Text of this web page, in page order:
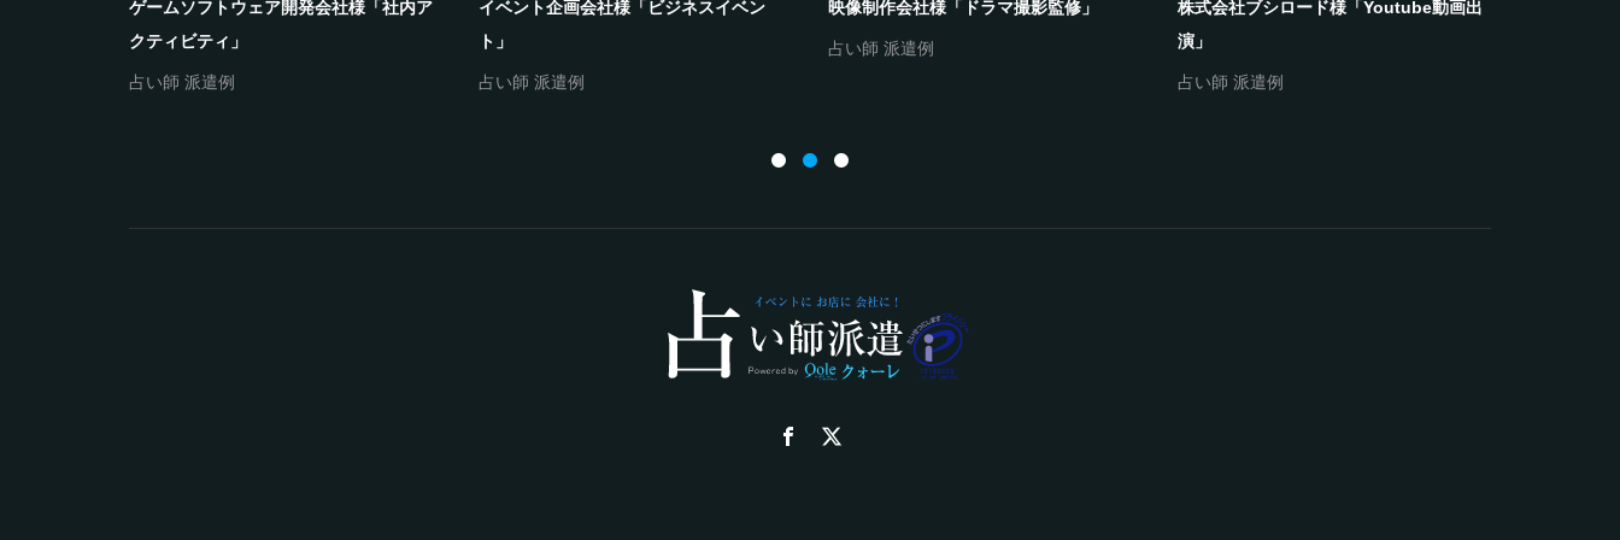
ゲームソフトウェア開発会社様「社内ア
クティビティ」
占い師 派遣例
イベント企画会社様「ビジネスイベン
ト」
占い師 派遣例
映像制作会社様「ドラマ撮影監修」
占い師 派遣例
株式会社ブシロード様「Youtube動画出
演」
占い師 派遣例